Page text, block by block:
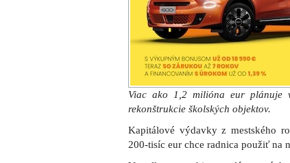
Viac ako 1,2 milióna eur plánuje
rekonštrukcie školských objektov.
Kapitálové výdavky z mestského
200-tisíc eur chce radnica použiť na